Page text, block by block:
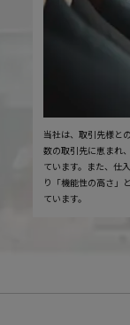
当社は、取引先様と
数の取引先に恵まれ
ています。また、仕
り「機能性の高さ」
ています。